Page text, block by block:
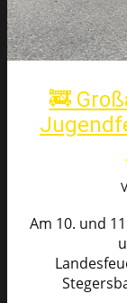
🚒
Am 10. und